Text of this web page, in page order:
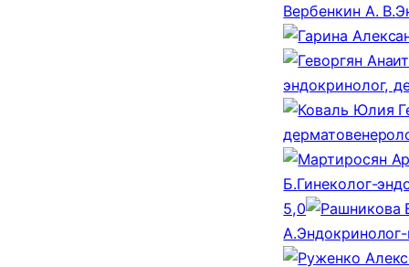
Вербенкин А. В.
эндокринолог,
Б.Гинеколог-
5,0
А.